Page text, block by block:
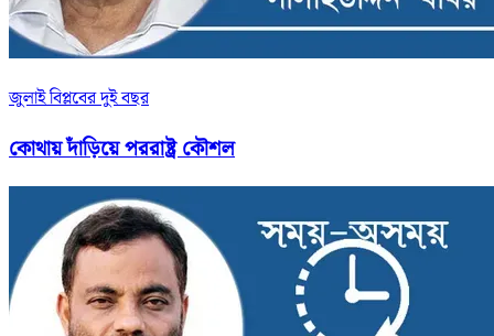
জুলাই বিপ্লবের দুই বছর
কোথায় দাঁড়িয়ে পররাষ্ট্র কৌশল